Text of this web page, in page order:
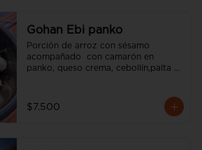
Gohan Ebi panko
Porción de arroz con sésamo
acompañado  con camarón en
panko, queso crema, cebollín,palta y
$7.500